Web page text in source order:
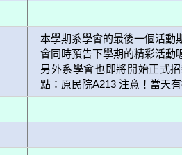
本學期系學會的最後一個活動
會同時預告下學期的精彩活動
另外系學會也即將開始正式
點：原民院A213 注意！當天